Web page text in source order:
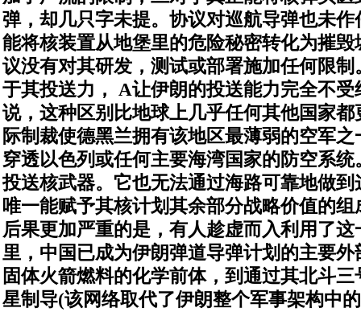
弹，却几只字未提。协议对巡航导弹也未作
能将核装置从地堡里的危险秘密转化为摧
议没有对其研发，测试或部署施加任何限制
于其投送力，
A让伊朗的投送能力完全不受
说，这种区别比地球上几乎任何其他国家
际制裁使德黑兰拥有该地区最薄弱的空军
穿透以色列或任何主要海湾国家的防空系
投送核武器。它也无法通过海路可靠地做
唯一能赋予其核计划其余部分战略价值的
后果更加严重的是，有人趁虚而入利用了这
里，中国已成为伊朗弹道导弹计划的主要
固体火箭燃料的化学前体，到通过其北斗
星制导(该网络取代了伊朗整个军事架构中